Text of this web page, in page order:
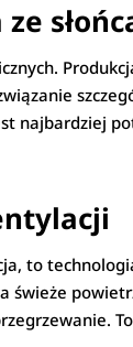
najbardziej
to